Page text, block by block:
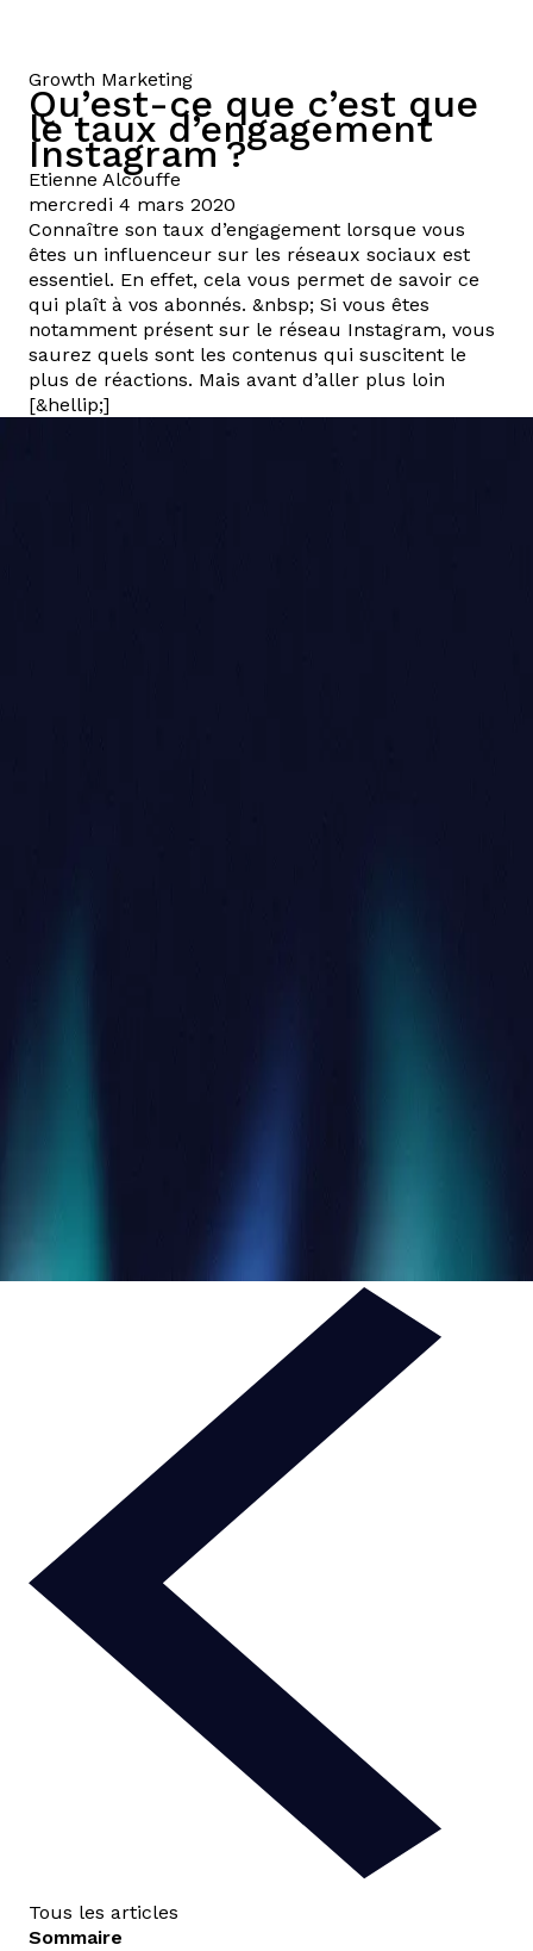
Growth Marketing
Qu’est-ce que c’est que
le taux d’engagement
Instagram ?
Etienne Alcouffe
mercredi 4 mars 2020
Connaître son taux d’engagement lorsque vous
êtes un influenceur sur les réseaux sociaux est
essentiel. En effet, cela vous permet de savoir ce
qui plaît à vos abonnés. &nbsp; Si vous êtes
notamment présent sur le réseau Instagram, vous
saurez quels sont les contenus qui suscitent le
plus de réactions. Mais avant d’aller plus loin
[&hellip;]
Tous les articles
Sommaire